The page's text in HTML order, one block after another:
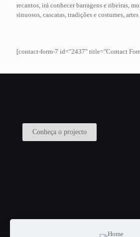
recantos, irá conhecer barragens e ribeiras,
sinuosos, cascatas, tradições e costumes, artes
[contact-form-7 id="2437" title="Contact
Conheça o projecto